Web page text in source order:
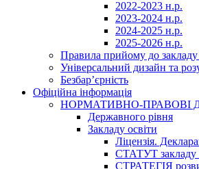
2022-2023 н.р.
2023-2024 н.р.
2024-2025 н.р.
2025-2026 н.р.
Правила прийому до закладу
Універсальний дизайн та
Безбар’єрність
Офіційна інформація
НОРМАТИВНО-ПРАВОВІ
Державного рівня
Закладу освіти
Ліцензія.
СТАТУТ закладу
СТРАТЕГІЯ